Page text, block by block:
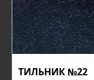
ТИЛЬНИК №22